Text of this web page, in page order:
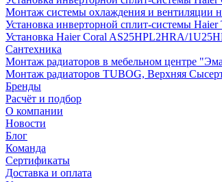
Монтаж системы охлаждения и вентиляции
Установка инверторной сплит-системы
Установка Haier Coral AS25HPL2HRA/
Сантехника
Монтаж радиаторов в мебельном центре
Монтаж радиаторов TUBOG, Верхняя
Бренды
Расчёт и подбор
О компании
Новости
Блог
Команда
Сертификаты
Доставка и оплата